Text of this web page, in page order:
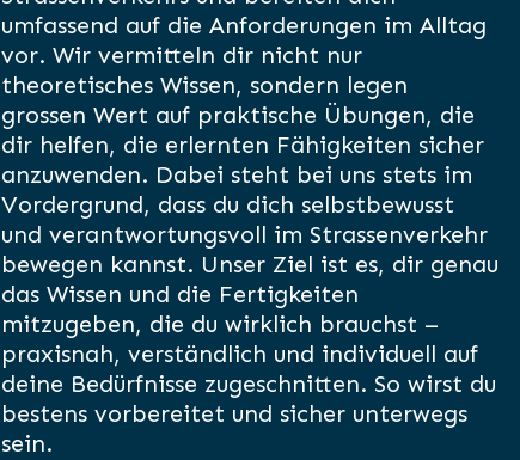
umfassend auf die Anforderungen im Alltag
vor. Wir vermitteln dir nicht nur
theoretisches Wissen, sondern legen
grossen Wert auf praktische Übungen, die
dir helfen, die erlernten Fähigkeiten sicher
anzuwenden. Dabei steht bei uns stets im
Vordergrund, dass du dich selbstbewusst
und verantwortungsvoll im Strassenverkehr
bewegen kannst. Unser Ziel ist es, dir genau
das Wissen und die Fertigkeiten
mitzugeben, die du wirklich brauchst –
praxisnah, verständlich und individuell auf
deine Bedürfnisse zugeschnitten. So wirst du
bestens vorbereitet und sicher unterwegs
sein.